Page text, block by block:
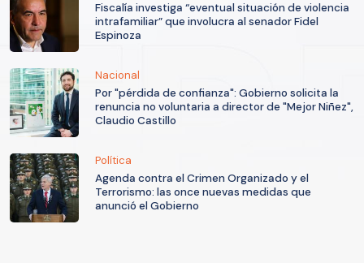
Fiscalía investiga “eventual situación de violencia
intrafamiliar” que involucra al senador Fidel
Espinoza
Nacional
Por "pérdida de confianza": Gobierno solicita la
renuncia no voluntaria a director de "Mejor Niñez",
Claudio Castillo
Política
Agenda contra el Crimen Organizado y el
Terrorismo: las once nuevas medidas que
anunció el Gobierno